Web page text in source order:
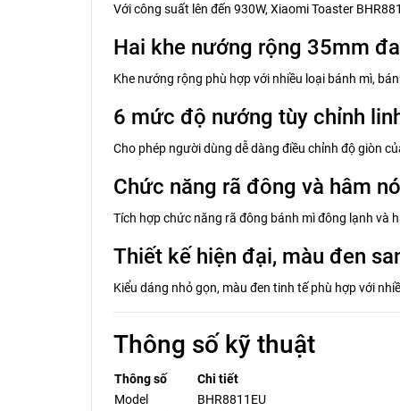
Với công suất lên đến 930W, Xiaomi Toaster
Hai khe nướng rộng 35mm
Khe nướng rộng phù hợp với nhiều loại bánh mì,
6 mức độ nướng tùy chỉnh
Cho phép người dùng dễ dàng điều chỉnh độ giòn
Chức năng rã đông và hâm
Tích hợp chức năng rã đông bánh mì đông lạnh và
Thiết kế hiện đại, màu đen
Kiểu dáng nhỏ gọn, màu đen tinh tế phù hợp với
Thông số kỹ thuật
Thông số
Chi tiết
Model
BHR8811EU